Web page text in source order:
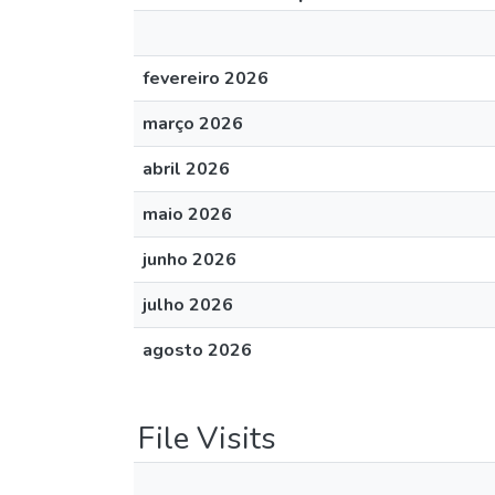
fevereiro 2026
março 2026
abril 2026
maio 2026
junho 2026
julho 2026
agosto 2026
File Visits